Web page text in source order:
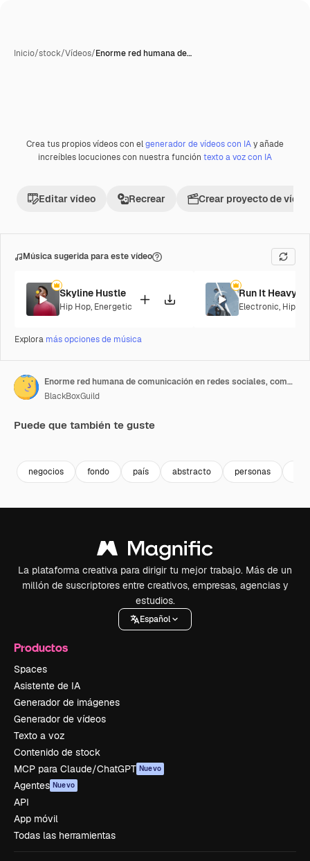
Inicio/stock/Vídeos/Enorme red humana de…
Premium
Crea tus propios vídeos con elgenerador de vídeos con IAy añade
increíbles locuciones con nuestra función texto a voz con IA
Editar vídeo Recrear Crear proyecto de vídeo
Música sugerida para este vídeo
Skyline Hustle
Hip Hop, Energetic
Run It Heavy
Electronic, Hip
Explora más opciones de música
Enorme red humana de comunicación en redes sociales, compartiendo ideas.
BlackBoxGuild
Puede que también te guste
negocios fondo país abstracto personas
La plataforma creativa para dirigir tu mejor trabajo. Más de un
millón de suscriptores entre creativos, empresas, agencias y
estudios.
Español
Productos
Spaces
Asistente de IA
Generador de imágenes
Generador de vídeos
Texto a voz
Contenido de stock
MCP para Claude/ChatGPT Nuevo
Agentes Nuevo
API
App móvil
Todas las herramientas